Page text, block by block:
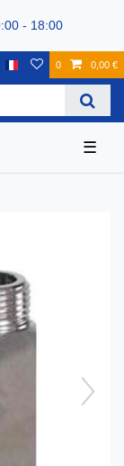
- 18:00
0 0,00 €
☰